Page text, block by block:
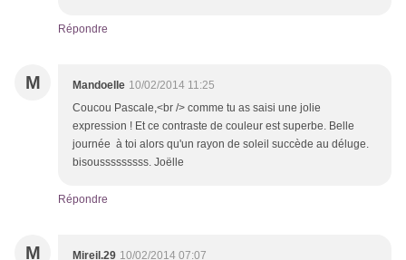
Répondre
M Mandoelle 10/02/2014 11:25
Coucou Pascale,<br /> comme tu as saisi une jolie
expression ! Et ce contraste de couleur est superbe. Belle
journée à toi alors qu'un rayon de soleil succède au déluge.
bisousssssssss. Joëlle
Répondre
M Mireil.29 10/02/2014 07:07